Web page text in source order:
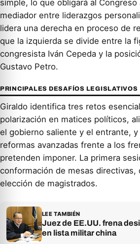
simple, lo que obligará al
mediador entre liderazgos
lidera una derecha en proceso de
que la izquierda se divide entre la
congresista Iván Cepeda y la
Gustavo Petro.
PRINCIPALES DESAFÍOS LEGISLATIVOS
Giraldo identifica tres retos
polarización en matices políticos,
el gobierno saliente y el entrante,
reformas avanzadas frente a los
pretenden imponer. La primera
conformación de mesas directivas,
elección de magistrados.
LEE TAMBIÉN
Juez de EE.UU. frena
en lista militar china